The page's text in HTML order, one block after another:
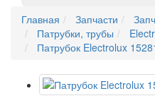
Главная Запчасти
Патрубки, трубы
Патрубок Electrolux